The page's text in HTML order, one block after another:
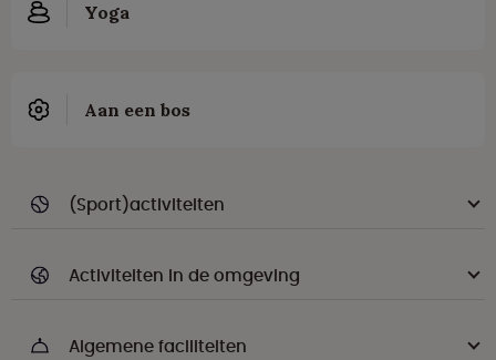
Yoga
Aan een bos
(Sport)activiteiten
Activiteiten in de omgeving
Algemene faciliteiten